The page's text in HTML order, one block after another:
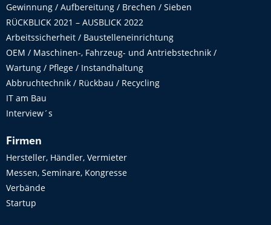
Gewinnung / Aufbereitung / Brechen / Sieben
RÜCKBLICK 2021 – AUSBLICK 2022
Arbeitssicherheit / Baustelleneinrichtung
OEM / Maschinen-, Fahrzeug- und Antriebstechnik /
Wartung / Pflege / Instandhaltung
Abbruchtechnik / Rückbau / Recycling
IT am Bau
Interview´s
Firmen
Hersteller, Händler, Vermieter
Messen, Seminare, Kongresse
Verbände
Startup